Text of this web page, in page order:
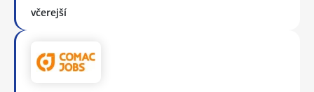
včerejší